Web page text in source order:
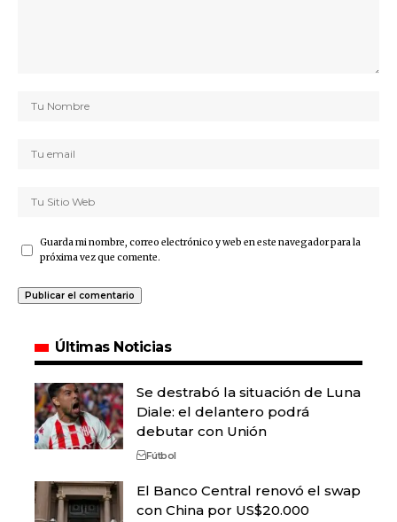
Guarda mi nombre, correo electrónico y web en este navegador para la
próxima vez que comente.
Últimas Noticias
Se destrabó la situación de Luna
Diale: el delantero podrá
debutar con Unión
Fútbol
El Banco Central renovó el swap
con China por US$20.000